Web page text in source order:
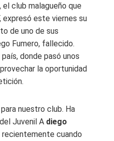
club malagueño que
expresó este viernes su
de uno de sus
Fumero, fallecido.
país, donde pasó unos
la oportunidad
nuestro club. Ha
Juvenil A diego
recientemente cuando